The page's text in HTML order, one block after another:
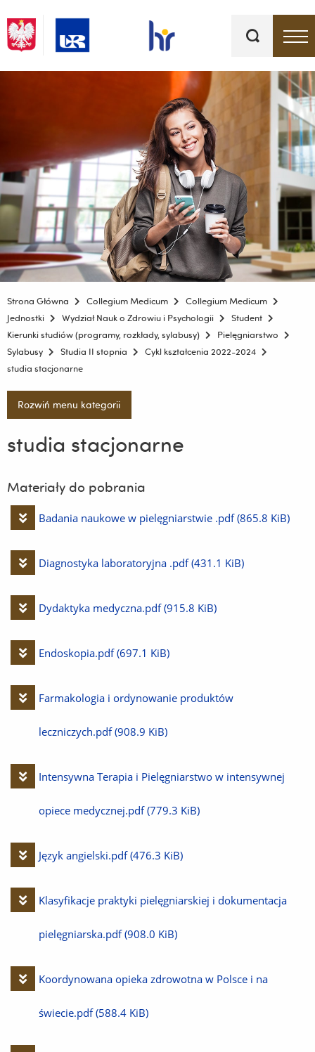
kluczowe
Strona Główna Collegium Medicum
Collegium Medicum
Jednostki
Wydział Nauk o Zdrowiu i Psychologii
Student
Kierunki studiów (programy, rozkłady, sylabusy)
Pielęgniarstwo
Sylabusy
Studia II stopnia
Cykl kształcenia 2022-2024
studia stacjonarne
Rozwiń menu kategorii
studia stacjonarne
Materiały do pobrania
Pobierz
Badania naukowe w pielęgniarstwie .pdf (865.8 KiB)
Pobierz
Diagnostyka laboratoryjna .pdf (431.1 KiB)
Pobierz
Dydaktyka medyczna.pdf (915.8 KiB)
Pobierz
Endoskopia.pdf (697.1 KiB)
Pobierz
plik
Farmakologia i ordynowanie produktów
leczniczych.pdf (908.9 KiB)
Pobierz
plik
Intensywna Terapia i Pielęgniarstwo w intensywnej
opiece medycznej.pdf (779.3 KiB)
Pobierz
Język angielski.pdf (476.3 KiB)
Pobierz
plik
Klasyfikacje praktyki pielęgniarskiej i dokumentacja
pielęgniarska.pdf (908.0 KiB)
Pobierz
plik
Koordynowana opieka zdrowotna w Polsce i na
świecie.pdf (588.4 KiB)